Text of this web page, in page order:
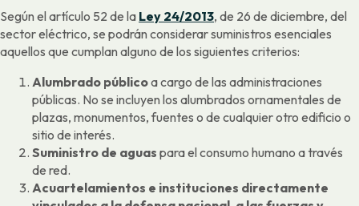
Según el artículo 52 de la Ley 24/2013, de 26 de diciembre, del
sector eléctrico, se podrán considerar suministros esenciales
aquellos que cumplan alguno de los siguientes criterios:
Alumbrado públicoa cargo de las administraciones
públicas. No se incluyen los alumbrados ornamentales de
plazas, monumentos, fuentes o de cualquier otro edificio o
sitio de interés.
Suministro de aguas para el consumo humano a través
de red.
Acuartelamientos e instituciones directamente